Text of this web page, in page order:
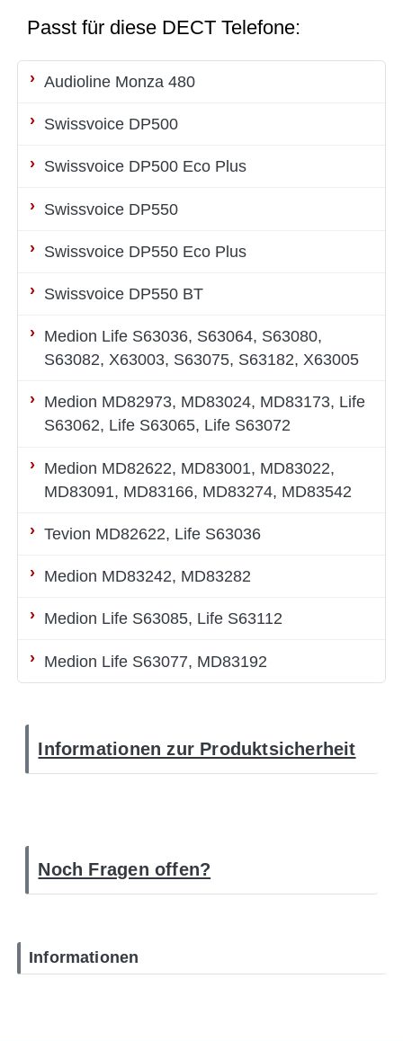
Passt für diese DECT Telefone:
Audioline Monza 480
Swissvoice DP500
Swissvoice DP500 Eco Plus
Swissvoice DP550
Swissvoice DP550 Eco Plus
Swissvoice DP550 BT
Medion Life S63036, S63064, S63080,
S63082, X63003, S63075, S63182, X63005
Medion MD82973, MD83024, MD83173, Life
S63062, Life S63065, Life S63072
Medion MD82622, MD83001, MD83022,
MD83091, MD83166, MD83274, MD83542
Tevion MD82622, Life S63036
Medion MD83242, MD83282
Medion Life S63085, Life S63112
Medion Life S63077, MD83192
Informationen zur Produktsicherheit
Noch Fragen offen?
Informationen